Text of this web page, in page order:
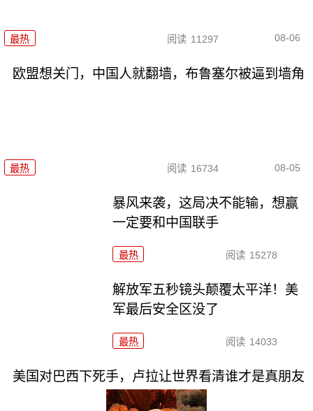
最热 阅读 11297 08-06
欧盟想关门，中国人就翻墙，布鲁塞尔被逼到墙角
最热 阅读 16734 08-05
暴风来袭，这局决不能输，想赢
一定要和中国联手
最热 阅读 15278
解放军五秒镜头颠覆太平洋！美
军最后安全区没了
最热 阅读 14033
美国对巴西下死手，卢拉让世界看清谁才是真朋友